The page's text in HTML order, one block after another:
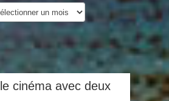
cinéma avec deux